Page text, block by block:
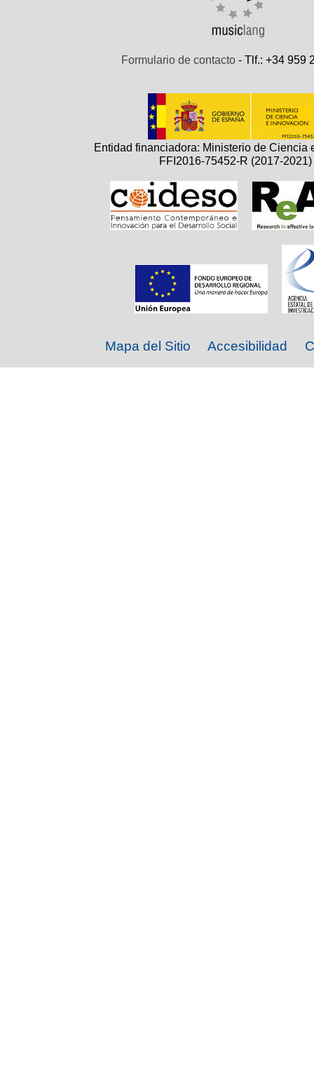
Formulario de contacto - Tlf.: +34 959
Entidad financiadora: Ministerio de Ciencia
FFI2016-75452-R (2017-2021)
Mapa del Sitio Accesibilidad